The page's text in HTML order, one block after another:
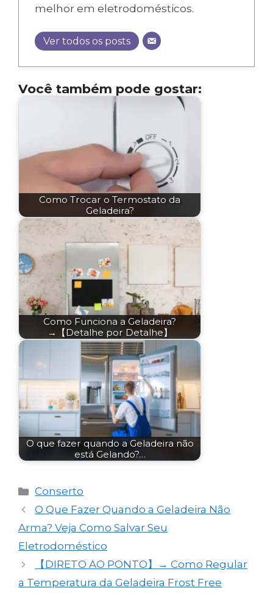
melhor em eletrodomésticos.
Ver todos os posts
Você também pode gostar:
Como Trocar o Termostato da
Geladeira?
Como Funciona a Geladeira?
→【Detalhe por Detalhe】
O que fazer quando a Geladeira não
está Gelando?…
Categorias
Conserto
O Que Fazer Quando a Geladeira Não
Arma? Veja Como Salvar Seu
Eletrodoméstico
【DIRETO AO PONTO】→ Como Regular
a Temperatura da Geladeira Frost Free